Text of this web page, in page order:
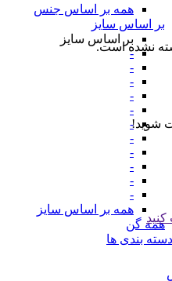
همه بر اساس جنس
بر اساس سایز
بر اساس سایز
-
-
-
-
-
-
-
-
-
-
-
همه بر اساس سایز
همه گن
بندی ها
نشده است.
شوید!